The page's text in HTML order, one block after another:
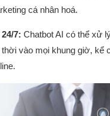
cá nhân hoá.
7: Chatbot AI có thể xử
thời vào mọi khung giờ, kể